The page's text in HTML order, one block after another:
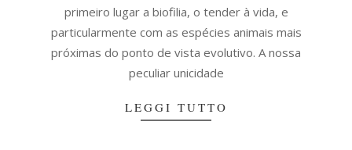
primeiro lugar a biofilia, o tender à vida, e
particularmente com as espécies animais mais
próximas do ponto de vista evolutivo. A nossa
peculiar unicidade
LEGGI TUTTO